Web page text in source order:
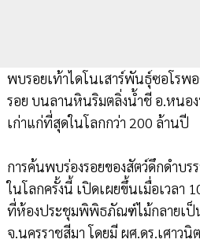
พบรอยเท้าไดโนเสาร์พันธุ์ซอโรพ
รอย บนลานหินริมตลิ่งน้ำชี อ.หนอ
เก่าแก่ที่สุดในโลกกว่า 200 ล้านปี
การค้นพบร่องรอยของสัตว์ดึกดำบ
ในโลกครั้งนี้ เปิดเผยขึ้นเมื่อเวลา
ที่ห้องประชุมพิพิธภัณฑ์ไม้กลายเป็
จ.นครราชสีมา โดยมี ผศ.ดร.เศาว